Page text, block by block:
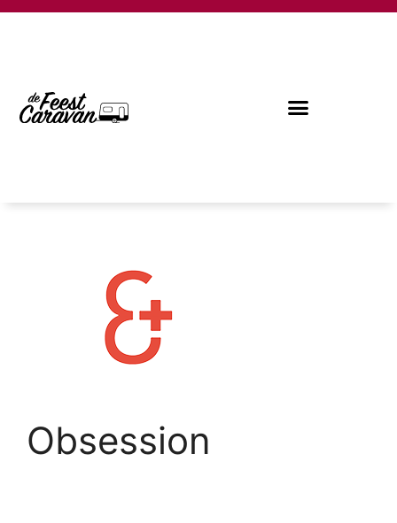
Obsession